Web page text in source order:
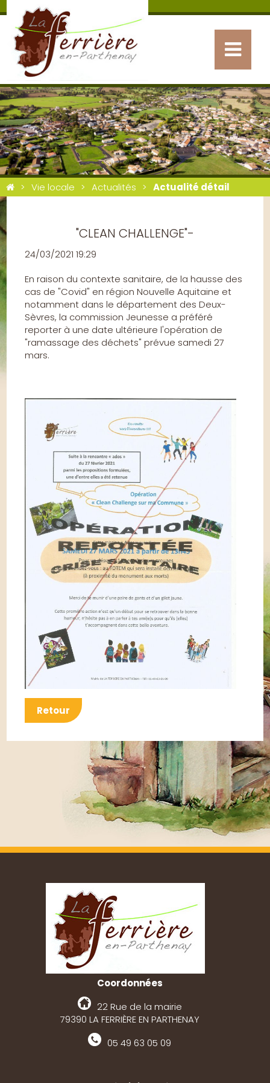
Vie locale Actualités Actualité détail
"CLEAN CHALLENGE"-
24/03/2021 19:29
En raison du contexte sanitaire, de la hausse des
cas de "Covid" en région Nouvelle Aquitaine et
notamment dans le département des Deux-
Sèvres, la commission Jeunesse a préféré
reporter à une date ultérieure l'opération de
"ramassage des déchets" prévue samedi 27
mars.
Retour
Coordonnées
22 Rue de la mairie
79390 LA FERRIÈRE EN PARTHENAY
05 49 63 05 09